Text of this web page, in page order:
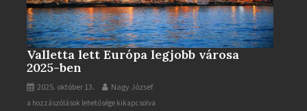
Valletta lett Európa legjobb városa
2025-ben
2025. október 13. Nagy József
Valletta
a hozzászólások lehetősége kikapcsolva